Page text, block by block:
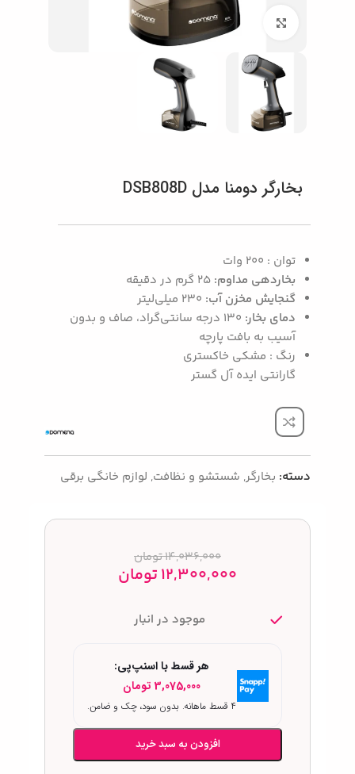
بزرگنمایی تصویر
بخارگر دومنا مدل DSB808D
توان : 200 وات
بخاردهی مداوم:
گنجایش مخزن آب:
دمای بخار:
۱۳۰ درجه سانتی‌گراد، صاف و بدون
آسیب به بافت پارچه
رنگ : مشکی خاکستری
گارانتی ایده آل گستر
دسته: بخارگر, شستشو و نظافت, لوازم خانگی برقی
14,036,000تومان
12,300,000تومان
موجود در انبار
هر قسط با اسنپ‌پی:
3,075,000 تومان
۴ قسط ماهانه. بدون سود، چک و ضامن.
افزودن به سبد خرید